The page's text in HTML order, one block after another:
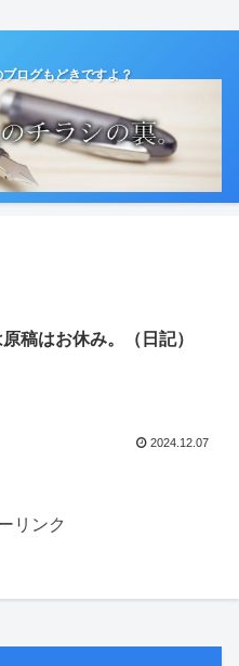
ログもどきですよ？
稿はお休み。（日記）
2024.12.07
リンク